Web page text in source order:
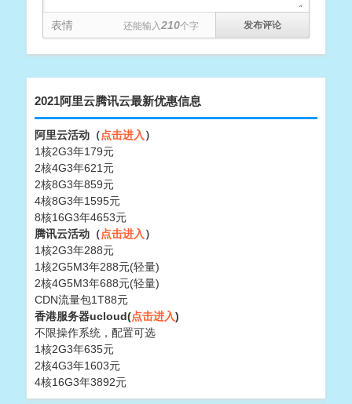
表情 还能输入210个字
2021阿里云腾讯云最新优惠信息
阿里云活动（点击进入 ）
1核2G3年179元
2核4G3年621元
2核8G3年859元
4核8G3年1595元
8核16G3年4653元
腾讯云活动（点击进入 ）
1核2G3年288元
1核2G5M3年288元(轻量)
2核4G5M3年688元(轻量)
CDN流量包1T88元
香港服务器ucloud(点击进入)
不限操作系统，配置可选
1核2G3年635元
2核4G3年1603元
4核16G3年3892元